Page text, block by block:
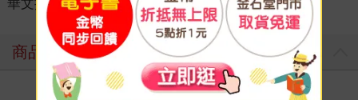
陰暗的天色、老舊的士多（雜貨店）、耳窩深處嘈雜的嗡嗡
聲，一切照舊，一成不變。
「浪哥哥，十元腸粉，多甜醬、多麻醬、多辣醬、多芝麻。」
「做妳的生意真難，」我望著眼前這個才二十出頭的肥妹，然
後下刀剪腸粉：「妳也應該節制一下，這樣吃下去，我怕妳嫁不
華文推理/犯罪小說
商品評價
寫評價